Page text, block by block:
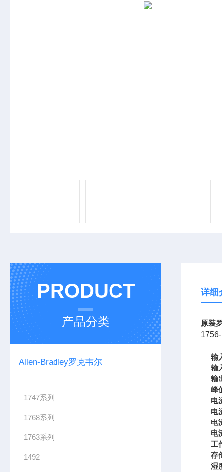
PRODUCT
产品分类
Allen-Bradley罗克韦尔
1747系列
1768系列
1763系列
1492
详细
原装
输
输
输
峰
电
电
电
电
工
存
湿